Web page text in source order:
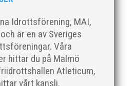
Idrottsförening, MAI,
är en av Sveriges
Våra
hittar du på Malmö
Atleticum,
vårt kansli.